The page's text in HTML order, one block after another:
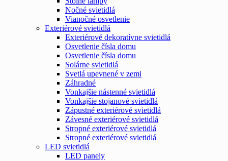
Nočné svietidlá
Vianočné osvetlenie
Exteriérové svietidlá
Exteriérové dekoratívne svietidlá
Osvetlenie čísla domu
Osvetlenie čísla domu
Solárne svietidlá
Svetlá upevnené v zemi
Záhradné
Vonkajšie nástenné svietidlá
Vonkajšie stojanové svietidlá
Zápustné exteriérové svietidlá
Závesné exteriérové svietidlá
Stropné exteriérové svietidlá
Stropné exteriérové svietidlá
LED svietidlá
LED panely